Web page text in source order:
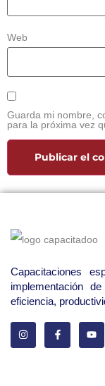
Web
Guarda mi nombre,
para la próxima vez
Capacitaciones
implementación
eficiencia,